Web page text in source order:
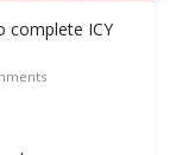
complete ICY